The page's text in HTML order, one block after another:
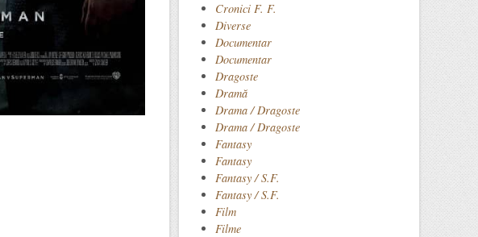
Cronici F. F.
Diverse
Documentar
Documentar
Dragoste
Dramă
Drama / Dragoste
Drama / Dragoste
Fantasy
Fantasy
Fantasy / S.F.
Fantasy / S.F.
Film
Filme